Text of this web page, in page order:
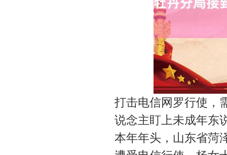
打击电信网罗行使，
说念主盯上未成年东
本年年头，山东省菏